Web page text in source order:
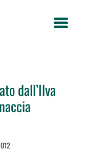
dall’Ilva